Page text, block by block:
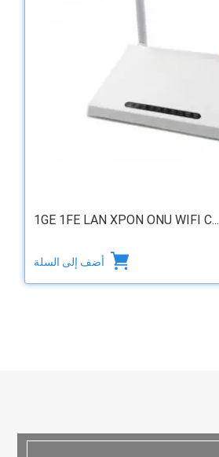
1GE 1FE LAN XPON ONU WIFI C...